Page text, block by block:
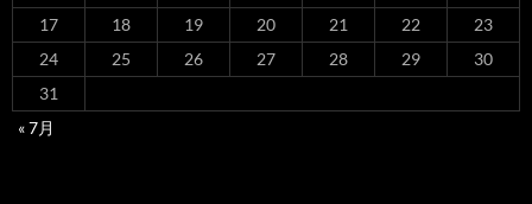
17
18 19 20 21 22
23
24
25 26 27 28 29
30
31
« 7月